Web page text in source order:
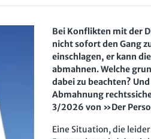
Bei Konflikten mit der
nicht sofort den Gang
einschlagen, er kann
abmahnen. Welche
dabei zu beachten?
Abmahnung
3/2026 von »Der
Eine Situation, die